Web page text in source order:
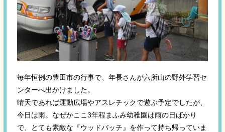
毎年恒例の豊田市の行事で、年長さんが六所山の野外学習セ
ンターへ出かけました。
晴天であれば運動広場やアスレチックで遊ぶ予定でしたが、
今日は雨。なぜかここ3年程まふみ幼稚園は雨の日ばかり
で、とても素敵な『ウッドバッチ』を作って持ち帰っていま